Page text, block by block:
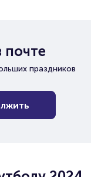
праздников